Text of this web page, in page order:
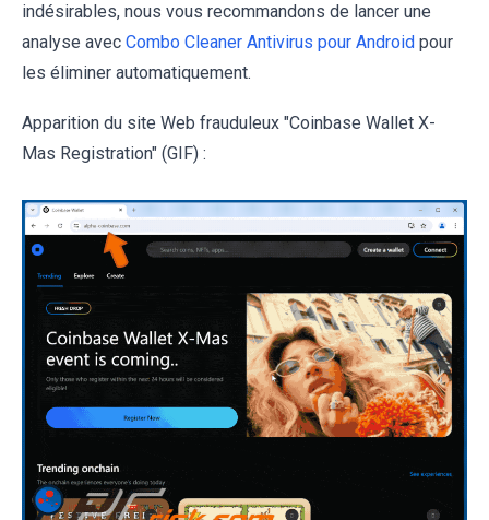
indésirables, nous vous recommandons de lancer une
analyse avec Combo Cleaner Antivirus pour Android pour
les éliminer automatiquement.
Apparition du site Web frauduleux "Coinbase Wallet X-
Mas Registration" (GIF) :